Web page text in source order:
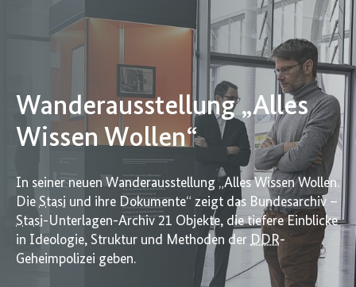
Wanderausstellung „Alles
Wissen Wollen“
In seiner neuen Wanderausstellung „Alles Wissen Wollen.
Die Stasi und ihre Dokumente“ zeigt das Bundesarchiv –
Stasi-Unterlagen-Archiv 21 Objekte, die tiefere Einblicke
in Ideologie, Struktur und Methoden der DDR-
Geheimpolizei geben.